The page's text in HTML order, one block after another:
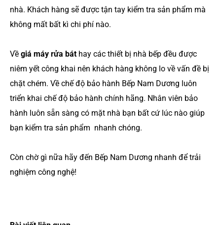
nhà. Khách hàng sẽ được tận tay kiểm tra sản phẩm mà
không mất bất kì chi phí nào.
Về giá máy rửa bát hay các thiết bị nhà bếp đều được
niêm yết công khai nên khách hàng không lo về vấn đề bị
chặt chém. Về chế độ bảo hành Bếp Nam Dương luôn
triển khai chế độ bảo hành chính hãng. Nhân viên bảo
hành luôn sẵn sàng có mặt nhà bạn bất cứ lúc nào giúp
bạn kiểm tra sản phẩm nhanh chóng.
Còn chờ gì nữa hãy đến Bếp Nam Dương nhanh để trải
nghiệm công nghệ!